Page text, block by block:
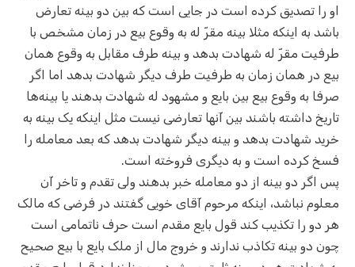
او را تصدیق کرده است در جایی است که بین دو بینه تعارض
باشد به اینکه مثلا بینه مقرّ له به وقوع بیع در زمان مشخص با
طرفیت مقرّ له شهادت بدهد و بینه طرف مقابل به وقوع همان
بیع در همان زمان به طرفیت طرف دیگر شهادت بدهد اما اگر
صرفا به وقوع بیع بین بایع و مشهود له شهادت بدهند یا بینه‌ها
تاریخ داشته باشند بین آنها تعارضی نیست مثل اینکه یک بینه به
خرید شهادت بدهد و بینه دیگر شهادت بدهد که بعد معامله را
فسخ کرده است و به دیگری فروخته است.
پس اگر دو بینه از دو معامله خبر بدهند ولی تقدم و تاخر آن
معلوم نباشد، اینکه مرحوم آقای خویی گفتند در فرضی که مالک
هر دو را تکذیب کند قول بایع مقدم است حرف ناتمامی است
چون دو بینه تکاذب ندارند و خروج مال از ملک بایع با بیع صحیح